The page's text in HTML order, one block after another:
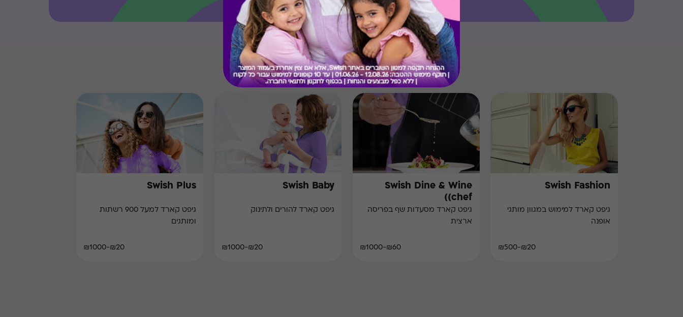
מתנות ששווה לך להכיר
Swish Fashion
גיפט קארד למימוש במגוון מותגי
אופנה
₪20-₪500
Swish Dine & Wine
(chef)
גיפט קארד מסעדות שף בפריסה
ארצית
₪60-₪1000
Swish Baby
גיפט קארד להורים ולתינוק
₪20-₪1000
Swish Plus
גיפט קארד למעל 900 רשתות
ומותגים
₪20-₪1000